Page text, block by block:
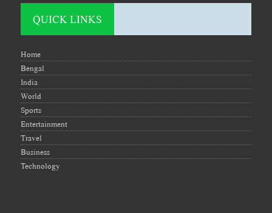
QUICK LINKS
Home
Bengal
India
World
Sports
Entertainment
Travel
Business
Technology